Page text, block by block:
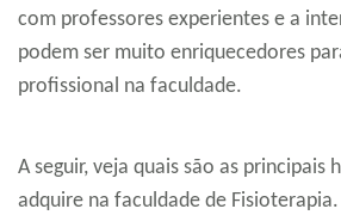
com professores experientes e a
podem ser muito enriquecedores
profissional na faculdade.
A seguir, veja quais são as principais
adquire na faculdade de Fisioterapia.